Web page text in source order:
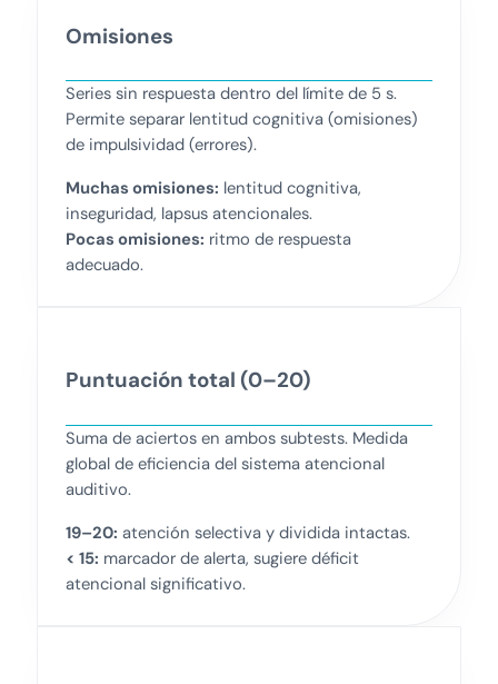
Omisiones
Series sin respuesta dentro del límite de 5 s.
Permite separar lentitud cognitiva (omisiones)
de impulsividad (errores).
Muchas omisiones: lentitud cognitiva,
inseguridad, lapsus atencionales.
Pocas omisiones: ritmo de respuesta
adecuado.
Puntuación total (0–20)
Suma de aciertos en ambos subtests. Medida
global de eficiencia del sistema atencional
auditivo.
19–20: atención selectiva y dividida intactas.
< 15: marcador de alerta, sugiere déficit
atencional significativo.